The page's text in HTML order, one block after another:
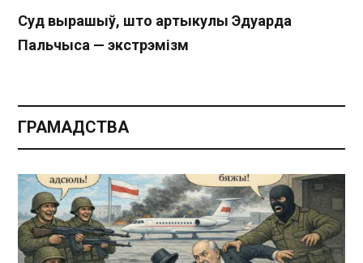
Суд вырашыў, што артыкулы Эдуарда
Пальчыса — экстрэмізм
ГРАМАДСТВА